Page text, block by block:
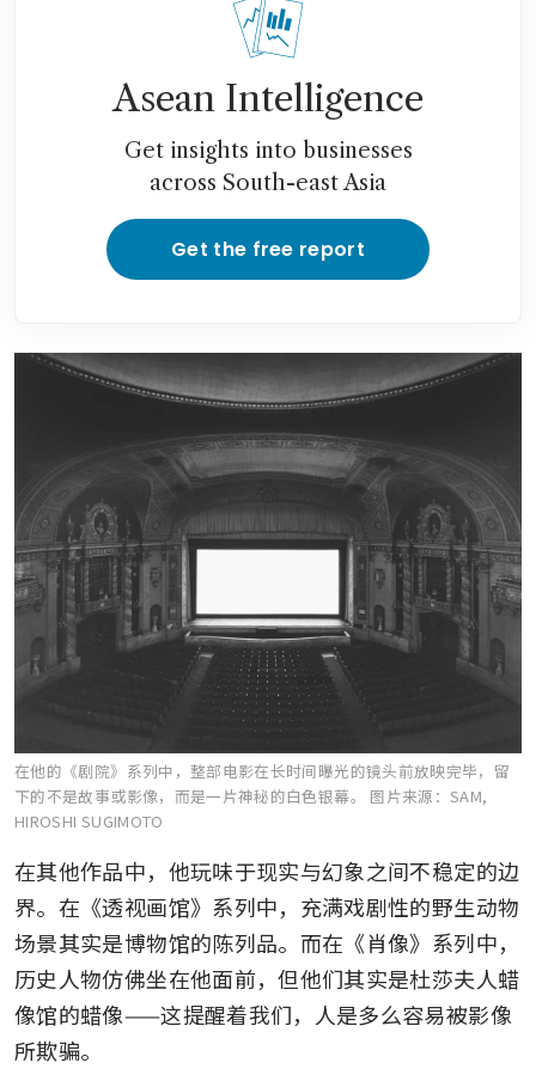
Asean Intelligence
Get insights into businesses
across South-east Asia
Get the free report
在他的《剧院》系列中，整部电影在长时间曝光的镜头前放映完毕，留
下的不是故事或影像，而是一片神秘的白色银幕。 图片来源：SAM,
HIROSHI SUGIMOTO
在其他作品中，他玩味于现实与幻象之间不稳定的边
界。在《透视画馆》系列中，充满戏剧性的野生动物
场景其实是博物馆的陈列品。而在《肖像》系列中，
历史人物仿佛坐在他面前，但他们其实是杜莎夫人蜡
像馆的蜡像——这提醒着我们，人是多么容易被影像
所欺骗。